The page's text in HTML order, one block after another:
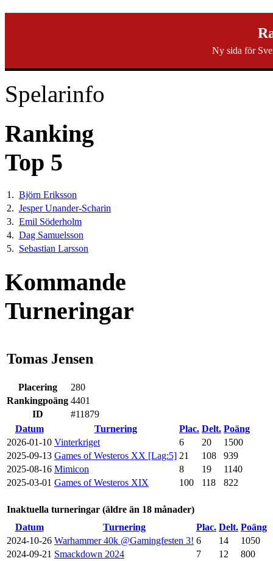
Ny sida för
Spelarinfo
Ranking
Top 5
1. Björn Eriksson
2. Jesper Unander-Scharin
3. Emil Söderholm
4. Dag Samuelsson
5. Sebastian Larsson
Kommande
Turneringar
Tomas Jensen
Placering
280
Rankingpoäng 4401
ID
#11879
Datum
Turnering Plac. Delt. Poäng
2026-01-10 Vinterkriget 6 20
1500
2025-09-13 Games of Westeros XX [Lag:5] 21 108
939
2025-08-16 Mimicon 8 19
1140
2025-03-01 Games of Westeros XIX 100 118 822
Inaktuella turneringar (äldre än 18 månader)
Datum
Turnering Plac. Delt. Poäng
2024-10-26 Warhammer 40k @Gamingfesten 3! 6 14
1050
2024-09-21 Smackdown 2024 7 12
800